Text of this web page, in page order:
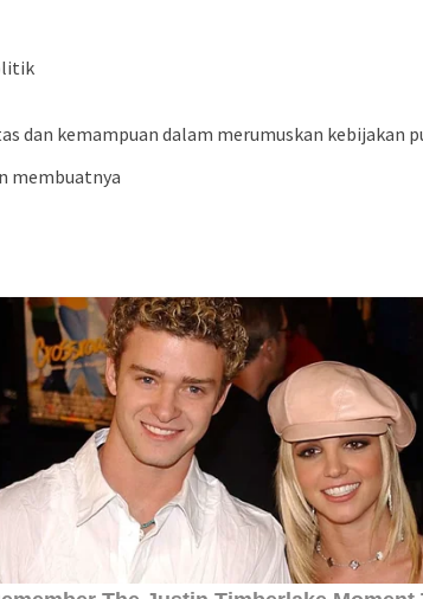
dan kemampuan dalam merumuskan kebijakan
membuatnya